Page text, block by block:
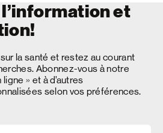
et
la santé et restez au courant
Abonnez-vous à notre
» et à d’autres
selon vos préférences.